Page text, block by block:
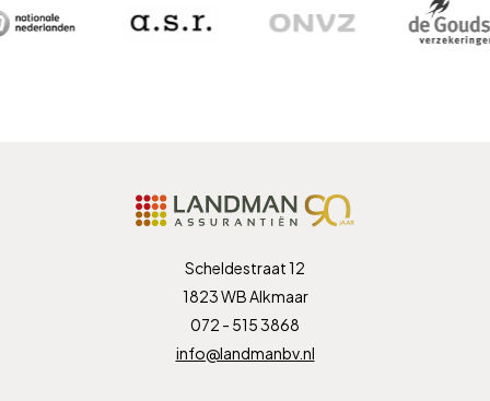
Scheldestraat 12
1823 WB Alkmaar
072 - 515 3868
info@landmanbv.nl